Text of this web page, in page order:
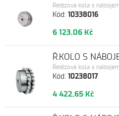
Kód:10338016
Řetězová kola s
6 123,06 Kč
Kód:10238017
Řetězová kola s
Ř.KOLO S
4 422,65 Kč